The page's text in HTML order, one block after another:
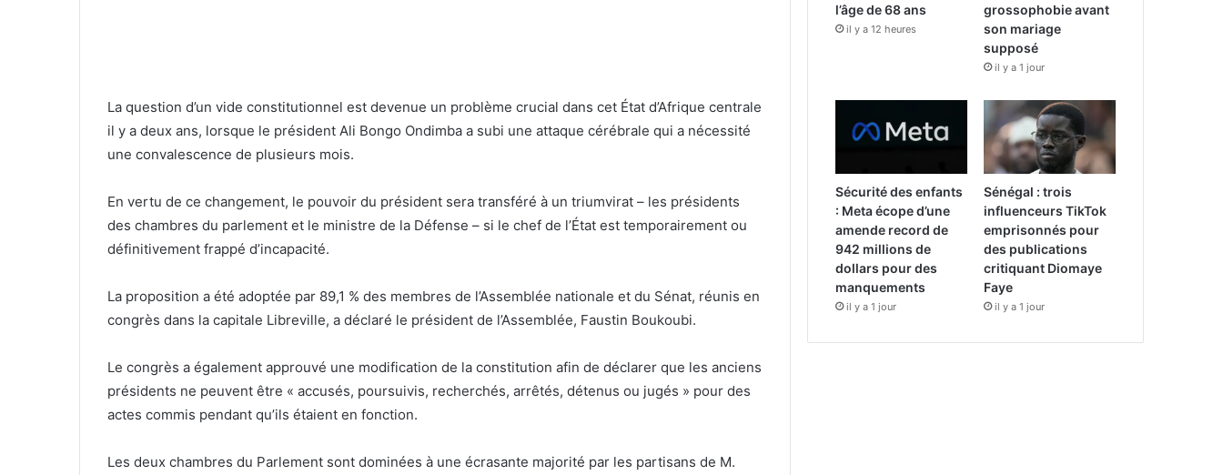
La question d’un vide constitutionnel est devenue un problème crucial dans cet État d’Afrique centrale
il y a deux ans, lorsque le président Ali Bongo Ondimba a subi une attaque cérébrale qui a nécessité
une convalescence de plusieurs mois.
En vertu de ce changement, le pouvoir du président sera transféré à un triumvirat – les présidents
des chambres du parlement et le ministre de la Défense – si le chef de l’État est temporairement ou
définitivement frappé d’incapacité.
La proposition a été adoptée par 89,1 % des membres de l’Assemblée nationale et du Sénat, réunis en
congrès dans la capitale Libreville, a déclaré le président de l’Assemblée, Faustin Boukoubi.
Le congrès a également approuvé une modification de la constitution afin de déclarer que les anciens
présidents ne peuvent être « accusés, poursuivis, recherchés, arrêtés, détenus ou jugés » pour des
actes commis pendant qu’ils étaient en fonction.
Les deux chambres du Parlement sont dominées à une écrasante majorité par les partisans de M.
l’âge de 68 ans
il y a 12 heures
grossophobie avant
son mariage
supposé
il y a 1 jour
Sécurité des enfants
: Meta écope d’une
amende record de
942 millions de
dollars pour des
manquements
il y a 1 jour
Sénégal : trois
influenceurs TikTok
emprisonnés pour
des publications
critiquant Diomaye
Faye
il y a 1 jour